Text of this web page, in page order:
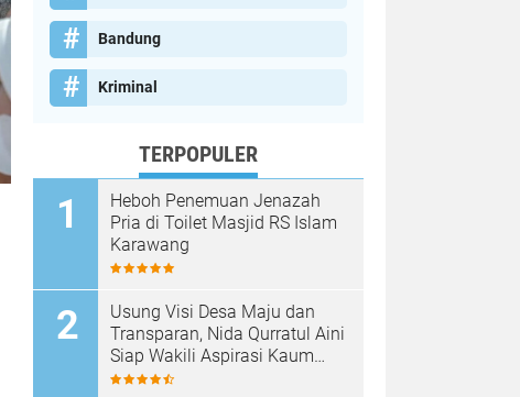
Bandung
Kriminal
TERPOPULER
Heboh Penemuan Jenazah
Pria di Toilet Masjid RS Islam
Karawang
Usung Visi Desa Maju dan
Transparan, Nida Qurratul Aini
Siap Wakili Aspirasi Kaum
Perempuan di BPD Desa